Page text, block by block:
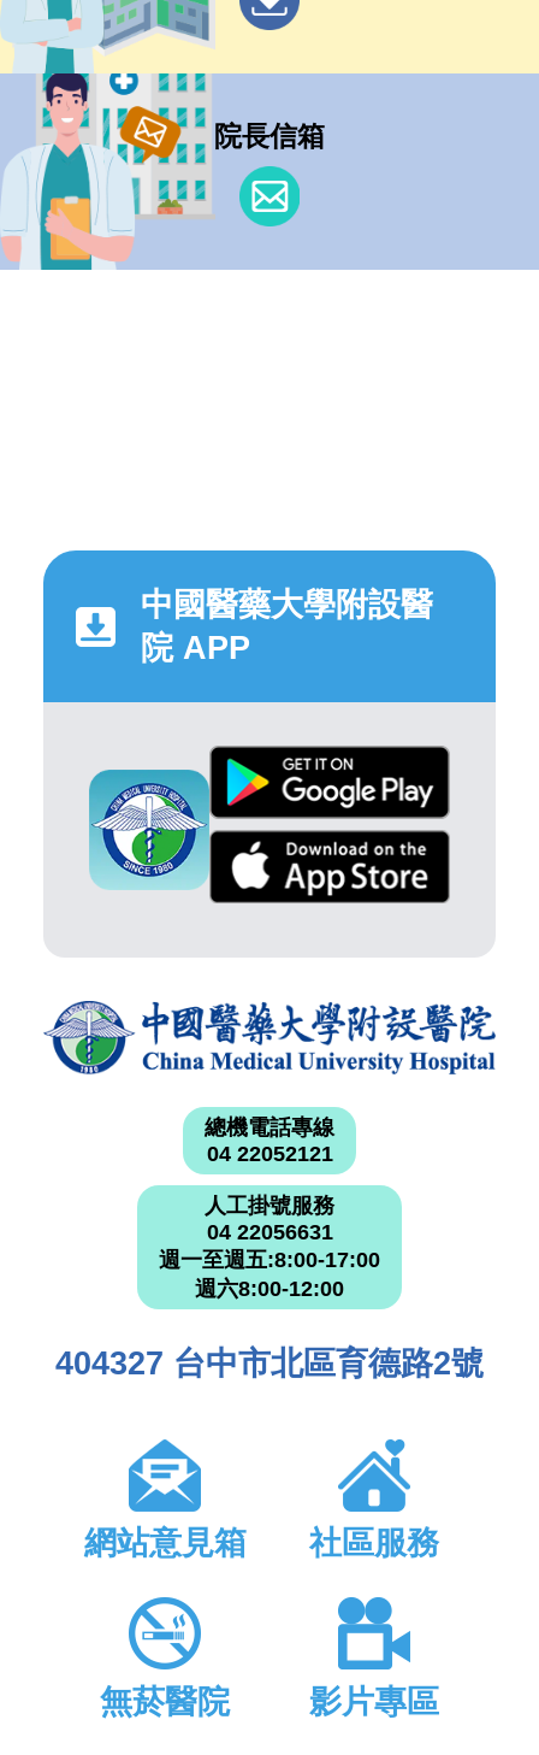
院長信箱
中國醫藥大學附設醫
院 APP
總機電話專線
04 22052121
人工掛號服務
04 22056631
週一至週五:8:00-17:00
週六8:00-12:00
404327 台中市北區育德路2號
網站意見箱 社區服務
無菸醫院 影片專區